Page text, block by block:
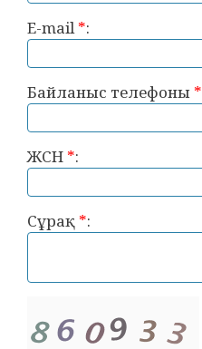
E-mail*:
Байланыс телефоны *
ЖСН *:
Сұрақ *: